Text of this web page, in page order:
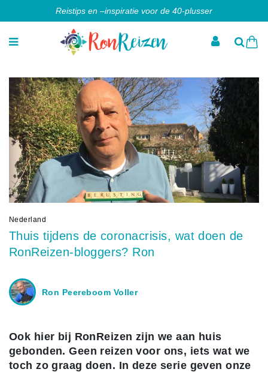
Reistips en –inspiratie voor de 40-plusser
Nederland
Thuis tijdens de coronacrisis, wat doen de
RonReizen-bloggers? Ron
Ron Peereboom Voller
Ook hier bij RonReizen zijn we aan huis
gebonden. Geen reizen voor ons, iets wat we
toch zo graag doen. In deze serie geven onze